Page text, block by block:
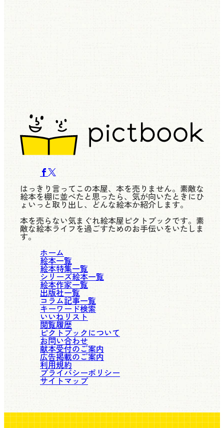
はっきり言ってこの本屋、本を売りません。素敵な
絵本を棚に並べたと思ったら、気が向いたときにひ
ょいっと取り出し、どんな絵本か紹介します。
本を売らない気まぐれ絵本屋ピクトブックです。素
敵な絵本ライフを過ごすためのお手伝いをいたしま
す。
ホーム
絵本一覧
絵本特集一覧
シリーズ絵本一覧
絵本作家一覧
出版社一覧
コラム記事一覧
キーワード検索
いいねリスト
閲覧履歴
ピクトブックについて
お問い合わせ
献本受付のご案内
広告掲載のご案内
利用規約
プライバシーポリシー
サイトマップ